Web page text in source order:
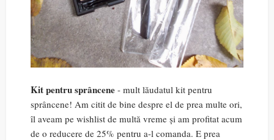
Kit pentru sprâncene - mult lăudatul kit pentru
sprâncene! Am citit de bine despre el de prea multe ori,
îl aveam pe wishlist de multă vreme și am profitat acum
de o reducere de 25% pentru a-l comanda. E prea